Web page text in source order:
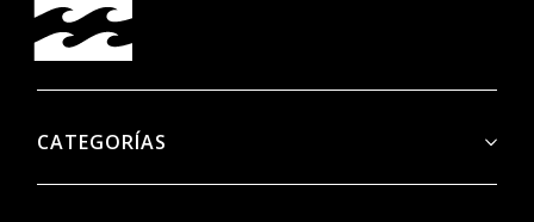
CATEGORÍAS